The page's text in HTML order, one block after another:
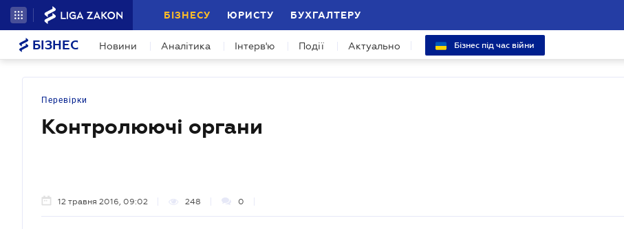
БІЗНЕСУ ЮРИСТУ БУХГАЛТЕРУ
БІЗНЕС Новини Аналітика Інтерв'ю Події Актуально Бізнес під час війни
Перевірки
Контролюючі органи
12 травня 2016, 09:02 248 0